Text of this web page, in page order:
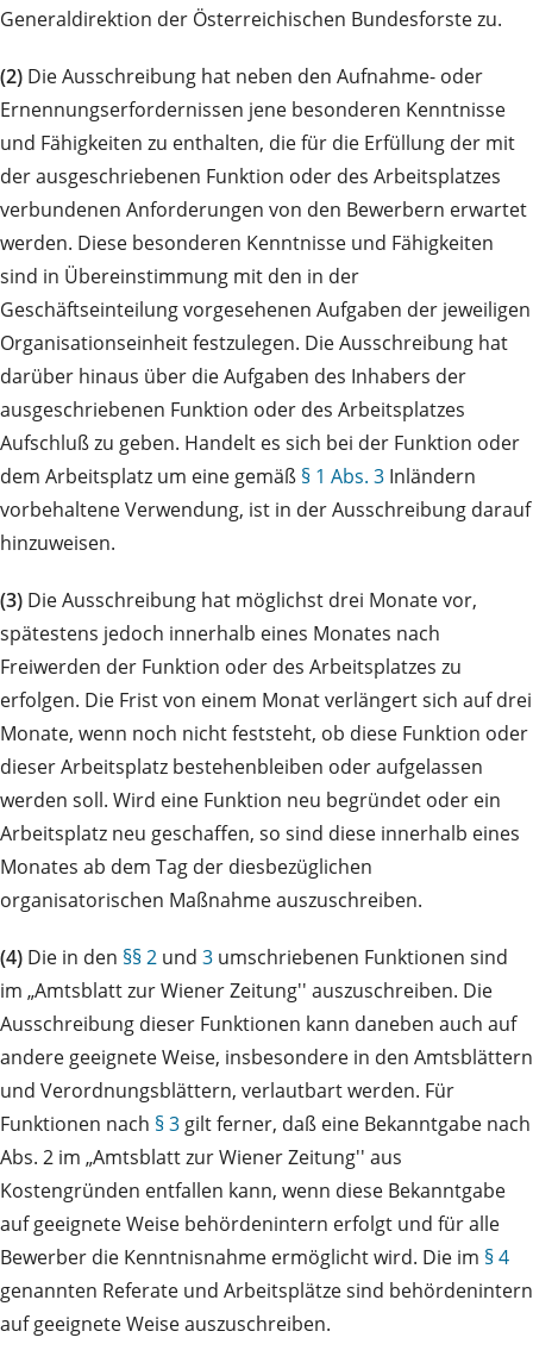
Generaldirektion der Österreichischen Bundesforste zu.
(2) Die Ausschreibung hat neben den Aufnahme- oder
Ernennungserfordernissen jene besonderen Kenntnisse
und Fähigkeiten zu enthalten, die für die Erfüllung der mit
der ausgeschriebenen Funktion oder des Arbeitsplatzes
verbundenen Anforderungen von den Bewerbern erwartet
werden. Diese besonderen Kenntnisse und Fähigkeiten
sind in Übereinstimmung mit den in der
Geschäftseinteilung vorgesehenen Aufgaben der jeweiligen
Organisationseinheit festzulegen. Die Ausschreibung hat
darüber hinaus über die Aufgaben des Inhabers der
ausgeschriebenen Funktion oder des Arbeitsplatzes
Aufschluß zu geben. Handelt es sich bei der Funktion oder
dem Arbeitsplatz um eine gemäß § 1 Abs. 3 Inländern
vorbehaltene Verwendung, ist in der Ausschreibung darauf
hinzuweisen.
(3) Die Ausschreibung hat möglichst drei Monate vor,
spätestens jedoch innerhalb eines Monates nach
Freiwerden der Funktion oder des Arbeitsplatzes zu
erfolgen. Die Frist von einem Monat verlängert sich auf drei
Monate, wenn noch nicht feststeht, ob diese Funktion oder
dieser Arbeitsplatz bestehenbleiben oder aufgelassen
werden soll. Wird eine Funktion neu begründet oder ein
Arbeitsplatz neu geschaffen, so sind diese innerhalb eines
Monates ab dem Tag der diesbezüglichen
organisatorischen Maßnahme auszuschreiben.
(4) Die in den §§ 2 und 3 umschriebenen Funktionen sind
im „Amtsblatt zur Wiener Zeitung'' auszuschreiben. Die
Ausschreibung dieser Funktionen kann daneben auch auf
andere geeignete Weise, insbesondere in den Amtsblättern
und Verordnungsblättern, verlautbart werden. Für
Funktionen nach § 3 gilt ferner, daß eine Bekanntgabe nach
Abs. 2 im „Amtsblatt zur Wiener Zeitung'' aus
Kostengründen entfallen kann, wenn diese Bekanntgabe
auf geeignete Weise behördenintern erfolgt und für alle
Bewerber die Kenntnisnahme ermöglicht wird. Die im § 4
genannten Referate und Arbeitsplätze sind behördenintern
auf geeignete Weise auszuschreiben.